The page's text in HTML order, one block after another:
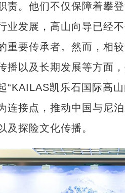
责。他们不仅保障着攀
业发展，高山向导已经
重要传承者。然而，相
播以及长期发展等方面，
凯乐石国际高山
接点，推动中国与尼泊
及探险文化传播。